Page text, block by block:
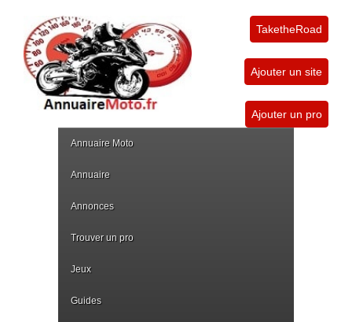
TaketheRoad
Ajouter un site
Ajouter un pro
Annuaire Moto
Annuaire
Annonces
Trouver un pro
Jeux
Guides